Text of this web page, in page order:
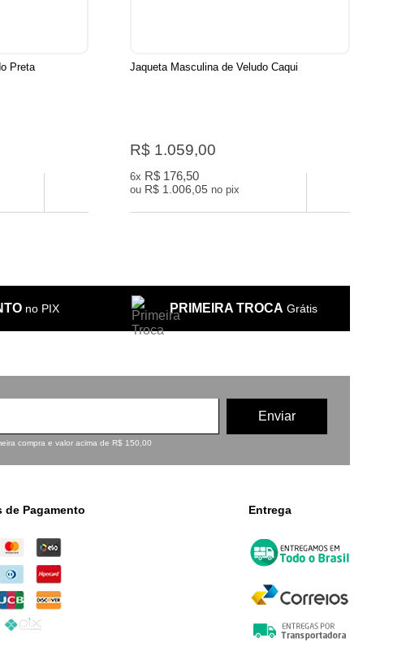
Preta Jaqueta Masculina de Veludo Caqui
R$ 1.059,00
6x R$ 176,50
ou R$ 1.006,05 no pix
no PIX PRIMEIRA TROCA Grátis
compra e valor acima de R$ 150,00
de Pagamento Entrega